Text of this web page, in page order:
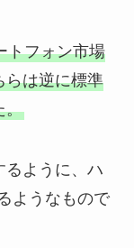
トフォン市場
らは逆に標準
。
るように、ハ
ようなもので